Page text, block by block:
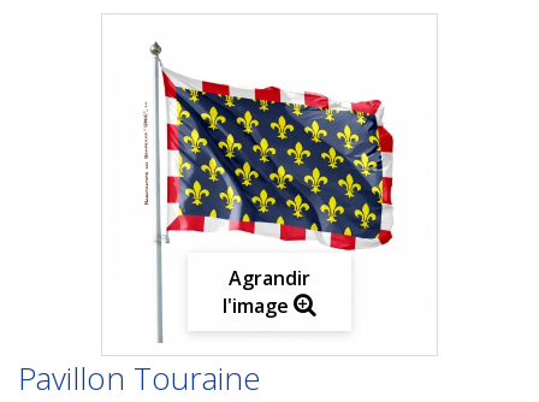
Agrandir
l'image
Pavillon Touraine